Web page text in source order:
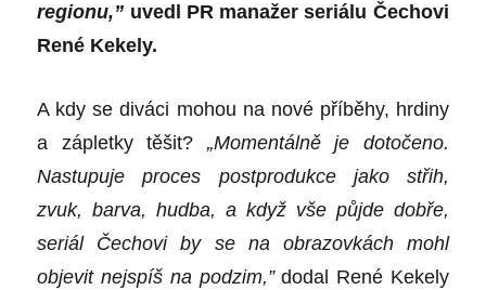
regionu,” uvedl PR manažer seriálu Čechovi
René Kekely.
A kdy se diváci mohou na nové příběhy, hrdiny
a zápletky těšit? „Momentálně je dotočeno.
Nastupuje proces postprodukce jako střih,
zvuk, barva, hudba, a když vše půjde dobře,
seriál Čechovi by se na obrazovkách mohl
objevit nejspíš na podzim,”dodal René Kekely